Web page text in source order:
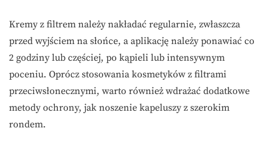
Kremy z filtrem należy nakładać regularnie, zwłaszcza
przed wyjściem na słońce, a aplikację należy ponawiać co
2 godziny lub częściej, po kąpieli lub intensywnym
poceniu. Oprócz stosowania kosmetyków z filtrami
przeciwsłonecznymi, warto również wdrażać dodatkowe
metody ochrony, jak noszenie kapeluszy z szerokim
rondem.